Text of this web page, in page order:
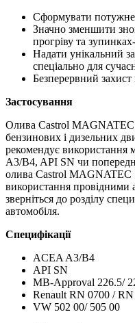
Сформувати потужне
Значно зменшити
прогріву та
Надати унікальний
спеціально для
Безперервний
Застосування
Олива Castrol MAGNATEC
бензинових і дизельних
рекомендує використання
A3/B4, API SN чи
олива Castrol MAGNATEC
використання провідними
зверніться до розділу
автомобіля.
Специфікації
ACEA A3/B4
API SN
MB-Approval 226.5/
Renault RN 0700 /
VW 502 00/ 505 00